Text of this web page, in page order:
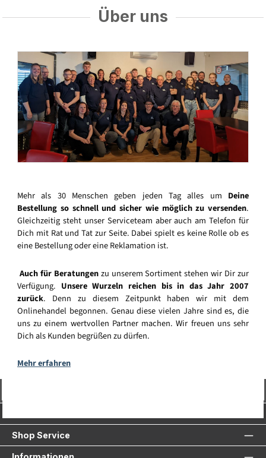
Über uns
Mehr als 30 Menschen geben jeden Tag alles um Deine
Bestellung so schnell und sicher wie möglich zu versenden.
Gleichzeitig steht unser Serviceteam aber auch am Telefon für
Dich mit Rat und Tat zur Seite. Dabei spielt es keine Rolle ob es
eine Bestellung oder eine Reklamation ist.
Auch für Beratungenzu unserem Sortiment stehen wir Dir zur
Verfügung. Unsere Wurzeln reichen bis in das Jahr 2007
zurück. Denn zu diesem Zeitpunkt haben wir mit dem
Onlinehandel begonnen. Genau diese vielen Jahre sind es, die
uns zu einem wertvollen Partner machen. Wir freuen uns sehr
Dich als Kunden begrüßen zu dürfen.
Mehr erfahren
Shop Service